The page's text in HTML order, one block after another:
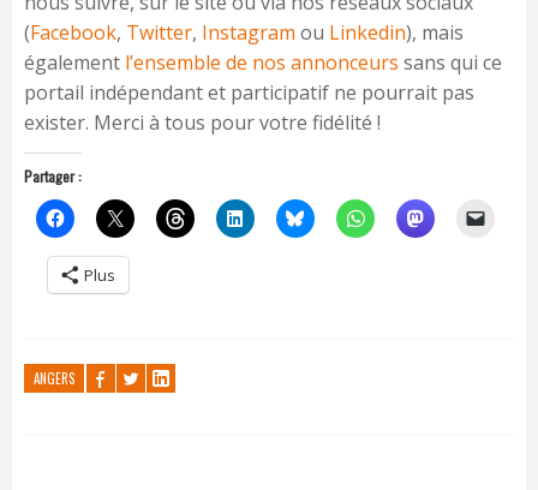
(Facebook, Twitter, Instagram ou Linkedin), mais
également l’ensemble de nos annonceurs sans qui ce
portail indépendant et participatif ne pourrait pas
exister. Merci à tous pour votre fidélité !
Partager :
Plus
ANGERS